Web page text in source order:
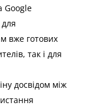
Google
вже готових
так і для
досвідом між